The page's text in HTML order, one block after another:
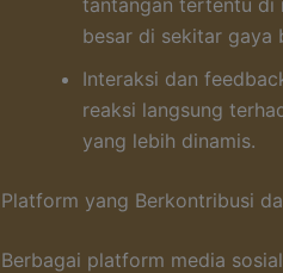
besar di sekitar gaya
Interaksi dan
reaksi langsung
yang lebih dinamis.
Platform yang Berkontribusi
Berbagai platform media